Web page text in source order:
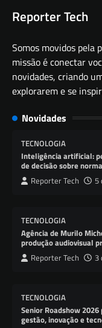
Reporter Tech
Somos movidos pela
missão é conectar
novidades, criando
explorarem e se
Novidades
TECNOLOGIA
Inteligência artificial:
de decisão sobre
Reporter Tech 5
TECNOLOGIA
Agência de Murilo
produção audiovisual
Reporter Tech 3
TECNOLOGIA
Senior Roadshow
gestão, inovação e